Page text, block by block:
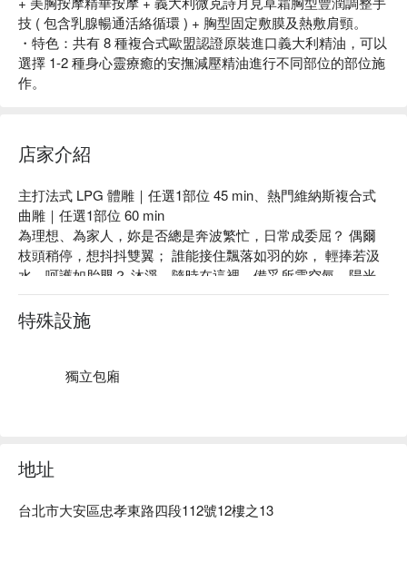
技 ( 包含乳腺暢通活絡循環 ) + 胸型固定敷膜及熱敷肩頸。
・特色：共有 8 種複合式歐盟認證原裝進口義大利精油，可以
選擇 1-2 種身心靈療癒的安撫減壓精油進行不同部位的部位施
作。
店家介紹
主打法式 LPG 體雕｜任選1部位 45 min、熱門維納斯複合式
曲雕｜任選1部位 60 min
為理想、為家人，妳是否總是奔波繁忙，日常成委屈？ 偶爾
枝頭稍停，想抖抖雙翼； 誰能接住飄落如羽的妳， 輕捧若汲
水，呵護如胎嬰？ 沐淨，隨時在這裡，備妥所需空氣、陽光
與淨水，洗滌身心靈。千萬別忘，此生最要緊是妳。
專業技術：在沐淨肥胖研究學會及糖尿病衛教雙認證藥師駐
點，針對體重管理諮詢上、或有慢性疾病做生活調整，幸福課
與自信，而來到沐淨體驗的您，繁忙、辛苦奔波、甚至為了理
絕佳位置：位於熱鬧的台北東區，近捷運忠孝復興站，可於東
特殊設施
獨立包廂
地址
台北市大安區忠孝東路四段112號12樓之13